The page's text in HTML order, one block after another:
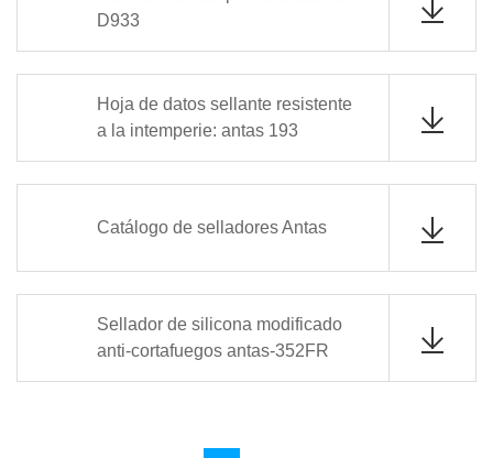
D933
Hoja de datos sellante resistente
a la intemperie: antas 193
Catálogo de selladores Antas
Sellador de silicona modificado
anti-cortafuegos antas-352FR